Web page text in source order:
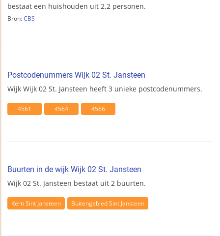
bestaat een huishouden uit 2.2 personen.
Bron: CBS
Postcodenummers Wijk 02 St. Jansteen
Wijk Wijk 02 St. Jansteen heeft 3 unieke postcodenummers.
4561 4564 4566
Buurten in de wijk Wijk 02 St. Jansteen
Wijk 02 St. Jansteen bestaat uit 2 buurten.
Kern Sint Jansteen Buitengebied Sint Jansteen